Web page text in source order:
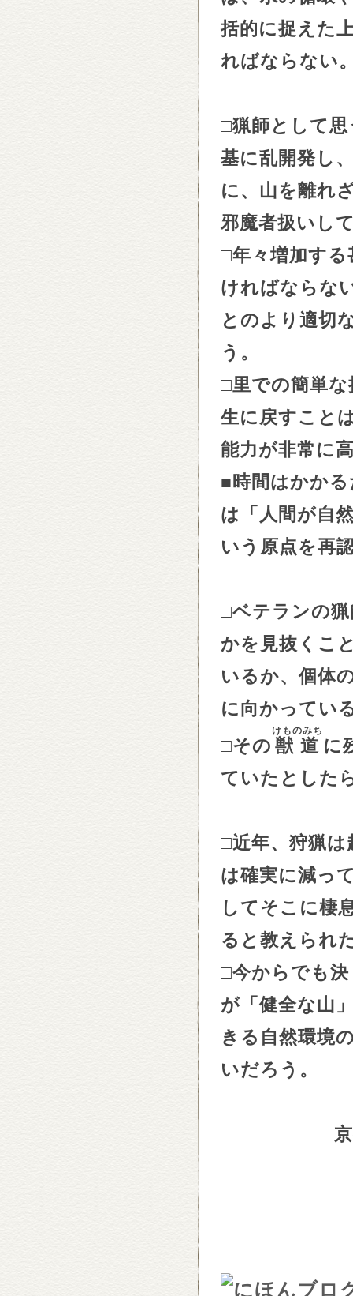
括的に捉えた
ればならない
□猟師として
基に乱開発し
に、山を離れ
邪魔者扱いし
□年々増加す
ければならな
とのより適切
う。
□里での簡単
生に戻すこと
能力が非常に
■時間はかか
は「人間が自
いう原点を再
□ベテランの
かを見抜くこ
いるか、個体
に向かってい
□その 獣道
けものみち
に
ていたとした
□近年、狩猟
は確実に減っ
してそこに棲
ると教えられ
□今からでも
が「健全な山
きる自然環境
いだろう。
京都府